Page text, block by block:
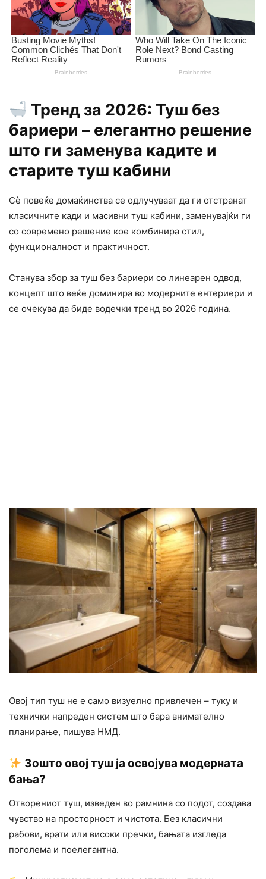
Тренд за 2026: Туш без
бариери – елегантно решение
што ги заменува кадите и
старите туш кабини
Сè повеќе домаќинства се одлучуваат да ги отстранат
класичните кади и масивни туш кабини, заменувајќи ги
со современо решение кое комбинира стил,
функционалност и практичност.
Станува збор за туш без бариери со линеарен одвод,
концепт што веќе доминира во модерните ентериери и
се очекува да биде водечки тренд во 2026 година.
Овој тип туш не е само визуелно привлечен – туку и
технички напреден систем што бара внимателно
планирање, пишува НМД.
Зошто овој туш ја освојува модерната
бања?
Отворениот туш, изведен во рамнина со подот, создава
чувство на просторност и чистота. Без класични
рабови, врати или високи пречки, бањата изгледа
поголема и поелегантна.